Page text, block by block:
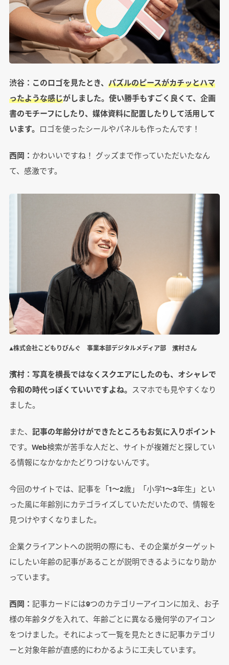
渋谷： このロゴを見たとき、 パズルのピースがカチッとハマ
ったような感じがしました。使い勝手もすごく良くて、企画
書のモチーフにしたり、媒体資料に配置したりして活用して
います。 ロゴを使ったシールやパネルも作ったんです！
西岡： かわいいですね！ グッズまで作っていただいたなん
て、感激です。
▲株式会社こどもりびんぐ 事業本部デジタルメディア部 濱村さん
濱村：写真を横長ではなくスクエアにしたのも、オシャレで
令和の時代っぽくていいですよね。 スマホでも見やすくなり
ました。
また、 記事の年齢分けができたところもお気に入りポイント
です。Web検索が苦手な人だと、サイトが複雑だと探してい
る情報になかなかたどりつけないんです。
今回のサイトでは、記事を「1〜2歳」「小学1〜3年生」とい
った風に年齢別にカテゴライズしていただいたので、情報を
見つけやすくなりました。
企業クライアントへの説明の際にも、その企業がターゲット
にしたい年齢の記事があることが説明できるようになり助か
っています。
西岡： 記事カードには9つのカテゴリーアイコンに加え、お子
様の年齢タグを入れて、年齢ごとに異なる幾何学のアイコン
をつけました。それによって一覧を見たときに記事カテゴリ
ーと対象年齢が直感的にわかるように工夫しています。